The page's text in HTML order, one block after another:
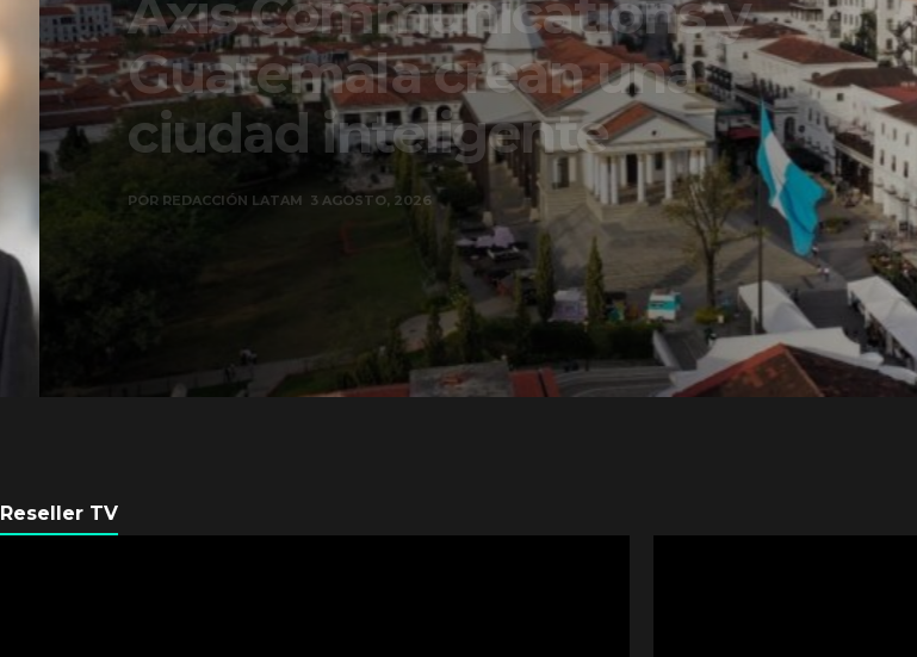
Axis Communications y
Guatemala crean una
ciudad inteligente
REDACCIÓN LATAM 3 AGOSTO, 2026
Reseller TV